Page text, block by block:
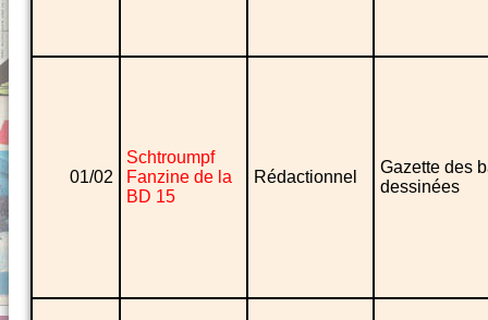
01/02
Schtroumpf
Fanzine de la
BD 15
Rédactionnel
Gazette des
dessinées